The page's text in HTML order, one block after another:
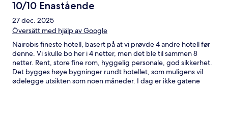
10/10 Enastående
27 dec. 2025
Översätt med hjälp av Google
Nairobis fineste hotell, basert på at vi prøvde 4 andre hotell før
denne. Vi skulle bo her i 4 netter, men det ble til sammen 8
netter. Rent, store fine rom, hyggelig personale, god sikkerhet.
Det bygges høye bygninger rundt hotellet, som muligens vil
ødelegge utsikten som noen måneder. I dag er ikke gatene